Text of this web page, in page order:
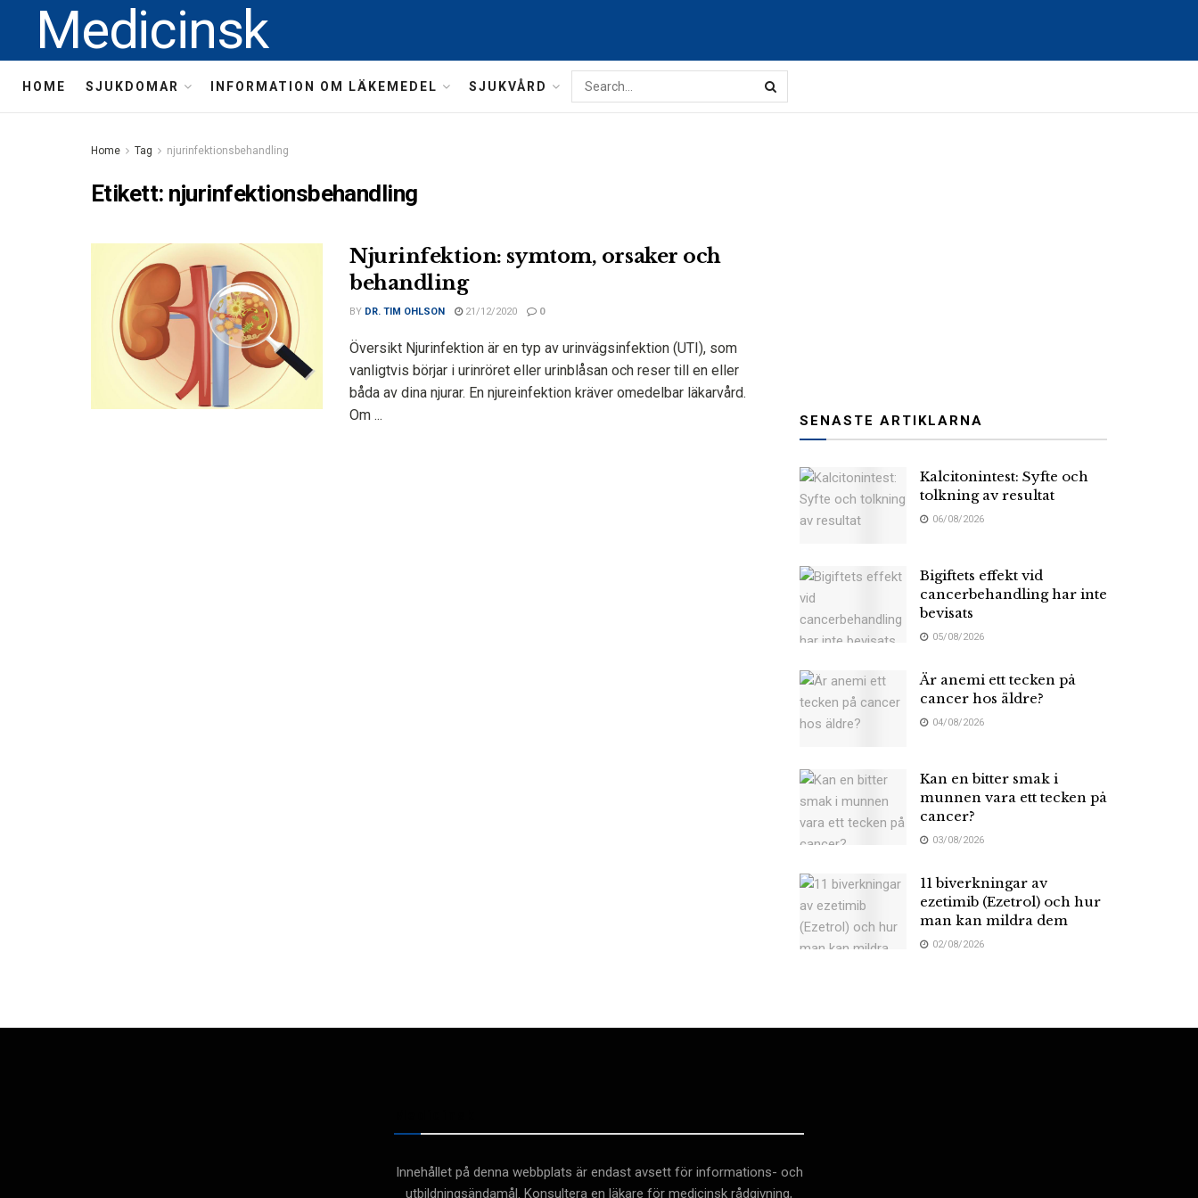
Medicinsk
HOME SJUKDOMAR INFORMATION OM LÄKEMEDEL SJUKVÅRD
Home Tag njurinfektionsbehandling
Etikett: njurinfektionsbehandling
Njurinfektion: symtom, orsaker och
behandling
BY DR. TIM OHLSON 21/12/2020 0
Översikt Njurinfektion är en typ av urinvägsinfektion (UTI), som
vanligtvis börjar i urinröret eller urinblåsan och reser till en eller
båda av dina njurar. En njureinfektion kräver omedelbar läkarvård.
Om ...
SENASTE ARTIKLARNA
Kalcitonintest: Syfte och
tolkning av resultat
06/08/2026
Bigiftets effekt vid
cancerbehandling har inte
bevisats
05/08/2026
Är anemi ett tecken på
cancer hos äldre?
04/08/2026
Kan en bitter smak i
munnen vara ett tecken på
cancer?
03/08/2026
11 biverkningar av
ezetimib (Ezetrol) och hur
man kan mildra dem
02/08/2026
Innehållet på denna webbplats är endast avsett för informations- och
utbildningsändamål. Konsultera en läkare för medicinsk rådgivning,